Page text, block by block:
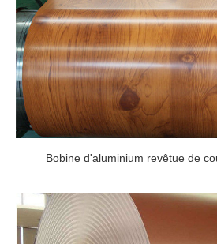
Bobine d'aluminium revêtue de